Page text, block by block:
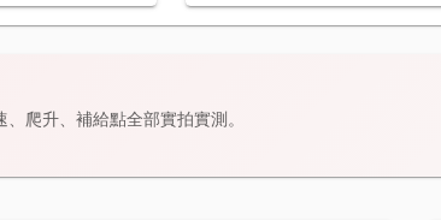
爬升、補給點全部實拍實測。